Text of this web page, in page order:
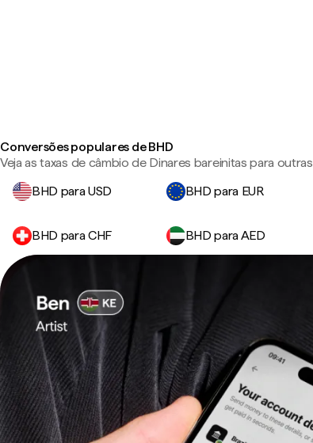
Conversões populares de BHD
Veja as taxas de câmbio de Dinares bareinitas para
BHD para USD
BHD para EUR
BHD para CHF BHD para AED